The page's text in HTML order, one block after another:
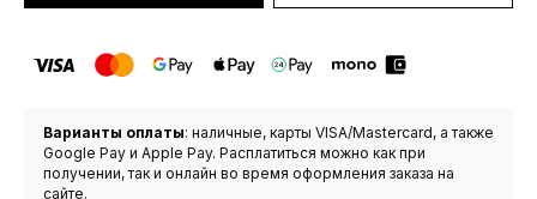
Варианты оплаты: наличные, карты VISA/Mastercard, а также
Google Pay и Apple Pay. Расплатиться можно как при
получении, так и онлайн во время оформления заказа на
сайте.